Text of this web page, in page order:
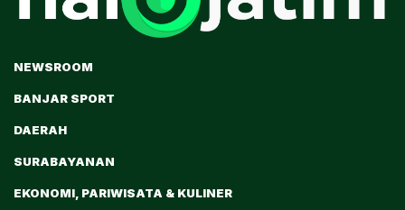
NEWSROOM
BANJAR SPORT
DAERAH
SURABAYANAN
EKONOMI, PARIWISATA & KULINER